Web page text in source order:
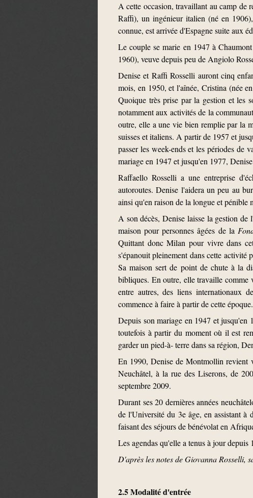
A cette occasion, travaillant au camp
Raffi), un ingénieur italien (né en
connue, est arrivée d'Espagne suite aux
Le couple se marie en 1947 à
1960), veuve depuis peu de Angiolo
Denise et Raffi Rosselli auront cinq
mois, en 1950, et l'aînée, Cristina (née
Quoique très prise par la gestion et les
notamment aux activités de la
outre, elle a une vie bien remplie par la
suisses et italiens. A partir de 1957 et
passer les week-ends et les périodes de
mariage en 1947 et jusqu'en 1977,
Raffaello Rosselli a une entreprise
autoroutes. Denise l'aidera un peu au
ainsi qu'en raison de la longue et pénible
A son décès, Denise laisse la gestion
maison pour personnes âgées de la
Quittant donc Milan pour vivre dans
s'épanouit pleinement dans cette activité
Sa maison sert de point de chute à la
bibliques. En outre, elle travaille comme
entre autres, des liens internationaux
commence à faire à partir de cette époque.
Depuis son mariage en 1947 et jusqu'en
toutefois à partir du moment où il est
garder un pied-à- terre dans sa région,
En 1990, Denise de Montmollin revient
Neuchâtel, à la rue des Liserons, de
septembre 2009.
Durant ses 20 dernières années
de l'Université du 3e âge, en assistant à
faisant des séjours de bénévolat en
Les agendas qu'elle a tenus à jour
D'après les notes de Giovanna Rosselli,
2.5 Modalité d'entrée